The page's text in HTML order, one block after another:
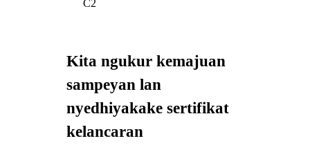
C2
Kita ngukur kemajuan
sampeyan lan
nyedhiyakake sertifikat
kelancaran